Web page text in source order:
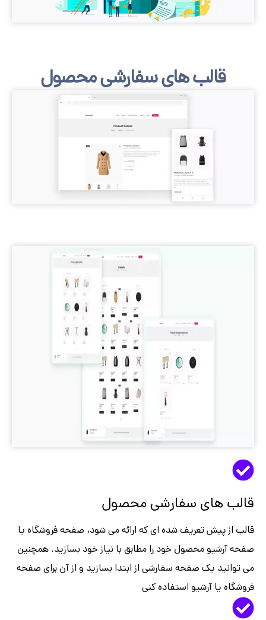
های سفارشی محصول
سفارشی محصول
تعریف شده ای که ارائه می شود، صفحه فروشگاه یا
محصول خود را مطابق با نیاز خود بسازید. همچنین
یک صفحه سفارشی از ابتدا بسازید و از آن برای صفحه
آرشیو استفاده کنی